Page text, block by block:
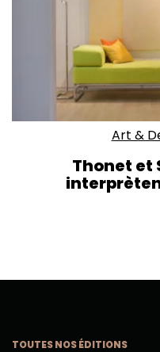
Art &
Thonet et
TOUTES NOS ÉDITIONS